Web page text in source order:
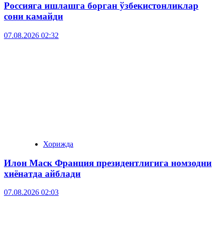
Россияга ишлашга борган ўзбекистонликлар
сони камайди
07.08.2026 02:32
Хорижда
Илон Маск Франция президентлигига номзодни
хиёнатда айблади
07.08.2026 02:03